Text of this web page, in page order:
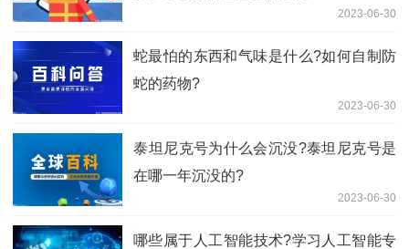
2023-06-30
蛇最怕的东西和气味是什么?如何自制防
蛇的药物?
2023-06-30
​泰坦尼克号为什么会沉没?泰坦尼克号是
在哪一年沉没的?
2023-06-30
哪些属于​人工智能技术?学习人工智能专